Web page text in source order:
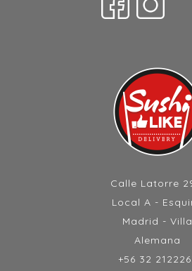
Calle Latorre
Local A -
Madrid - Villa
Alemana
+56 32